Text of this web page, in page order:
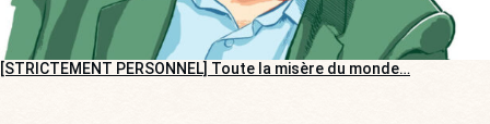
[STRICTEMENT PERSONNEL] Toute la misère du monde…